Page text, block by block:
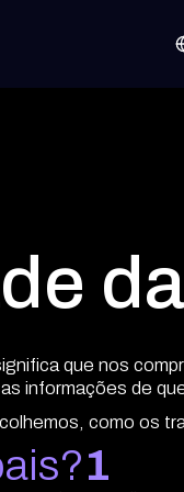
que nos
informações de
como os
1
Veeam
Backup
Fortinet